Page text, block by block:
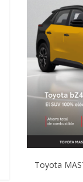
Toyota